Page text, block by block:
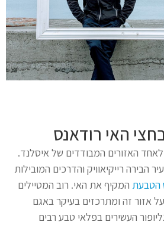
האי רודאנס
האזורים המבודדים של איסלנד.
הבירה רייקיאוויק והדרכים המובילות
הטבעתהמקיף את האי. רוב המטיילים
אזור זה ומתרכזים בעיקר באגם
העשירים בפלאי טבע רבים